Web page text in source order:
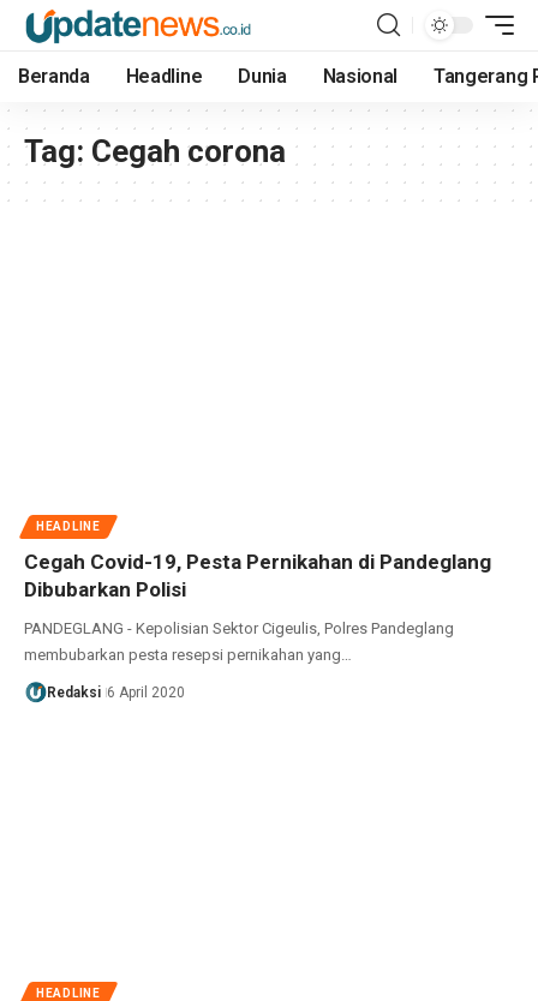
Beranda Headline Dunia Nasional Tangerang
Tag: Cegah corona
HEADLINE
Cegah Covid-19, Pesta Pernikahan di Pandeglang
Dibubarkan Polisi
PANDEGLANG - Kepolisian Sektor Cigeulis, Polres Pandeglang
membubarkan pesta resepsi pernikahan yang…
Redaksi 6 April 2020
HEADLINE